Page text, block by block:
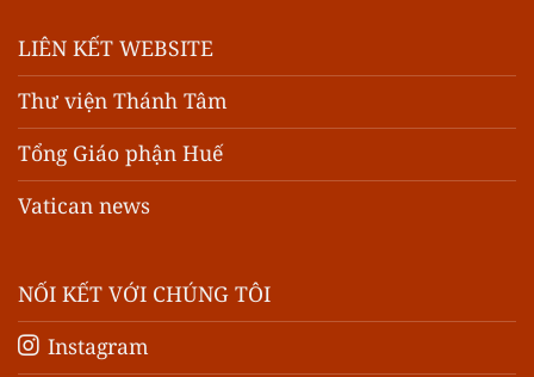
LIÊN KẾT WEBSITE
Thư viện Thánh Tâm
Tổng Giáo phận Huế
Vatican news
NỐI KẾT VỚI CHÚNG TÔI
Instagram